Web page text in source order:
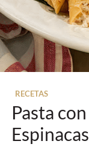
RECETAS
Pasta